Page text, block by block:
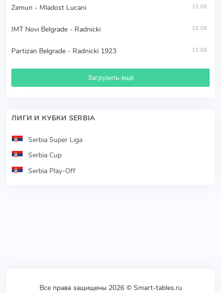
Zemun - Mladost Lucani 15.08
IMT Novi Belgrade - Radnicki 15.08
Partizan Belgrade - Radnicki 1923 15.08
Загрузить ещё
ЛИГИ И КУБКИ SERBIA
Serbia Super Liga
Serbia Cup
Serbia Play-Off
Все права защищены 2026 © Smart-tables.ru